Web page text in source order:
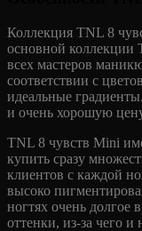
Коллекция TNL 8
основной коллекции
всех мастеров
соответствии с
идеальные
и очень хорошую
TNL 8 чувств Mini
купить сразу
клиентов с каждой
высоко
ногтях очень долгое
оттенки, из-за чего